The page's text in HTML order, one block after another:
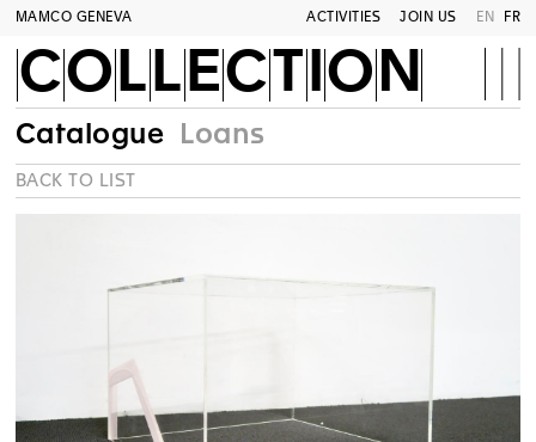
MAMCO GENEVA ACTIVITIES JOIN US EN FR
COLLECTION
Catalogue Loans
BACK TO LIST